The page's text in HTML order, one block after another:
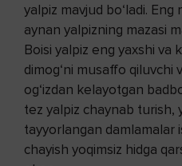
yalpiz mavjud bo‘ladi.
aynan yalpizning mazasi
Boisi yalpiz eng yaxshi va
dimog‘ni musaffo qiluvchi
og‘izdan kelayotgan
tez yalpiz chaynab turish,
tayyorlangan damlamalar
chayish yoqimsiz hidga